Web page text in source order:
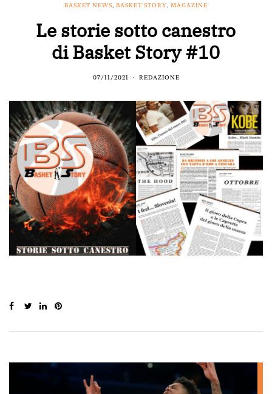
BASKET NEWS, BASKET STORY, MAGAZINE
Le storie sotto canestro
di Basket Story #10
07/11/2021 REDAZIONE